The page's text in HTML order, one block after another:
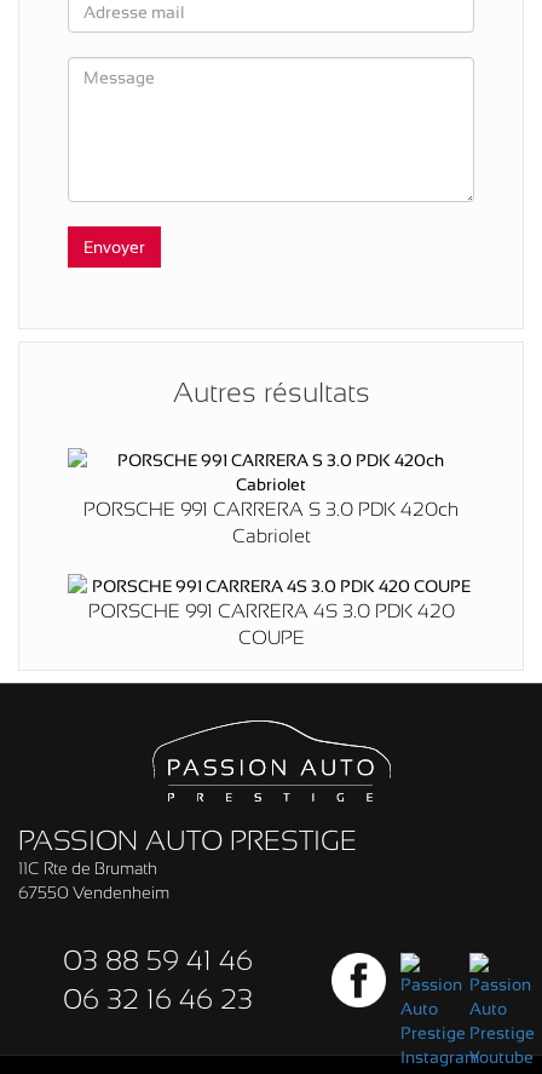
Autres résultats
PORSCHE 991 CARRERA S 3.0 PDK 420ch
Cabriolet
PORSCHE 991 CARRERA 4S 3.0 PDK 420
COUPE
PASSION AUTO PRESTIGE
11C Rte de Brumath
67550 Vendenheim
03 88 59 41 46
06 32 16 46 23